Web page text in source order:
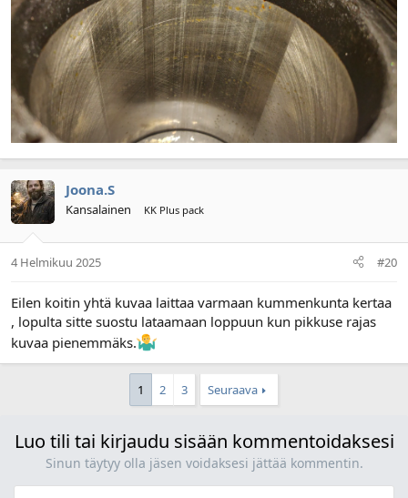
Joona.S
Kansalainen KK Plus pack
4 Helmikuu 2025 #20
Eilen koitin yhtä kuvaa laittaa varmaan kummenkunta kertaa
, lopulta sitte suostu lataamaan loppuun kun pikkuse rajas
kuvaa pienemmäks.
1 2 3 Seuraava
Luo tili tai kirjaudu sisään kommentoidaksesi
Sinun täytyy olla jäsen voidaksesi jättää kommentin.